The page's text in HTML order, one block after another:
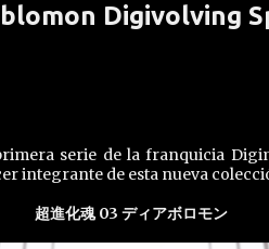
Digivolving
serie de la franquicia
integrante de esta nueva
超進化魂 03 ディアボロモン